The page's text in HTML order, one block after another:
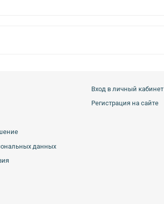
данных
Вход в личный кабинет
Регистрация на сайте